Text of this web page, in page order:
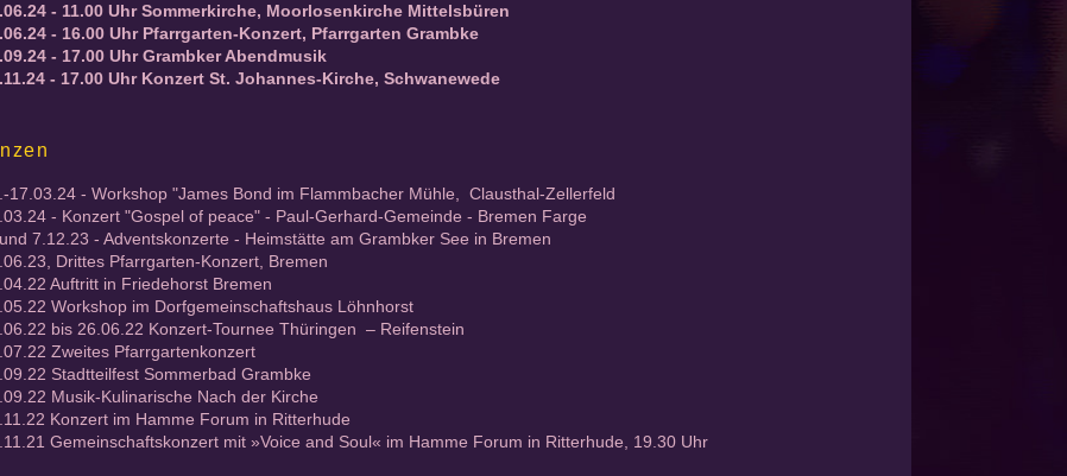
- 11.00 Uhr Sommerkirche, Moorlosenkirche Mittelsbüren
- 16.00 Uhr Pfarrgarten-Konzert, Pfarrgarten Grambke
- 17.00 Uhr Grambker Abendmusik
- 17.00 Uhr Konzert St. Johannes-Kirche, Schwanewede
17.03.24 - Workshop "James Bond im Flammbacher Mühle, Clausthal-Zellerfeld
- Konzert "Gospel of peace" - Paul-Gerhard-Gemeinde - Bremen Farge
7.12.23 - Adventskonzerte - Heimstätte am Grambker See in Bremen
Drittes Pfarrgarten-Konzert, Bremen
Auftritt in Friedehorst Bremen
Workshop im Dorfgemeinschaftshaus Löhnhorst
bis 26.06.22 Konzert-Tournee Thüringen – Reifenstein
Zweites Pfarrgartenkonzert
Stadtteilfest Sommerbad Grambke
Musik-Kulinarische Nach der Kirche
Konzert im Hamme Forum in Ritterhude
Gemeinschaftskonzert mit »Voice and Soul« im Hamme Forum in Ritterhude, 19.30 Uhr